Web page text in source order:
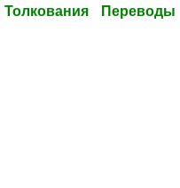
Толкования Переводы